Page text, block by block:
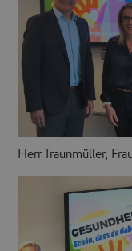
Herr Traunmüller,